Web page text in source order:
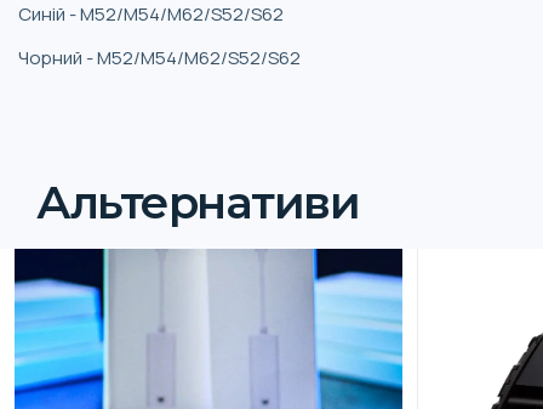
Синій - M52/M54/M62/S52/S62
Чорний - M52/M54/M62/S52/S62
Альтернативи